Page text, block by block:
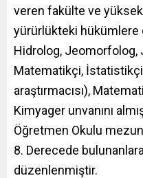
veren fakülte ve
yürürlükteki hükümlere
Hidrolog, Jeomorfolog,
Matematikçi,
araştırmacısı),
Kimyager unvanını
Öğretmen Okulu
8. Derecede
düzenlenmiştir.